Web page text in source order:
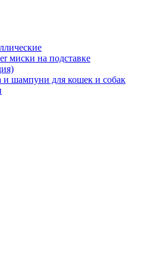
миски на подставке
и шампуни для кошек и собак